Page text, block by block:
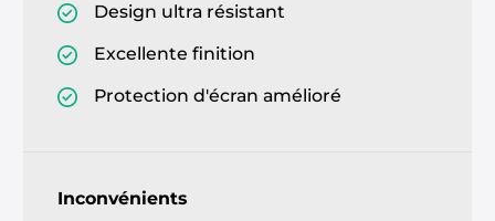
Design ultra résistant
Excellente finition
Protection d'écran amélioré
Inconvénients